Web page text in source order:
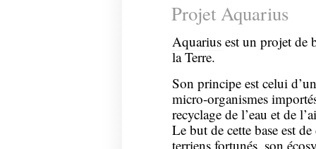
Projet Aquarius
Aquariusest un projet de
la Terre.
Son principe est celui
micro-organismes
recyclage de l’eau et de
Le but de cette base est
terriens fortunés, son